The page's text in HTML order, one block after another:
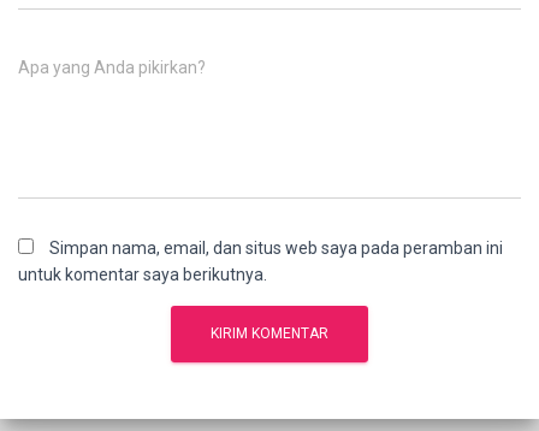
Apa yang Anda pikirkan?
Simpan nama, email, dan situs web saya pada peramban ini
untuk komentar saya berikutnya.